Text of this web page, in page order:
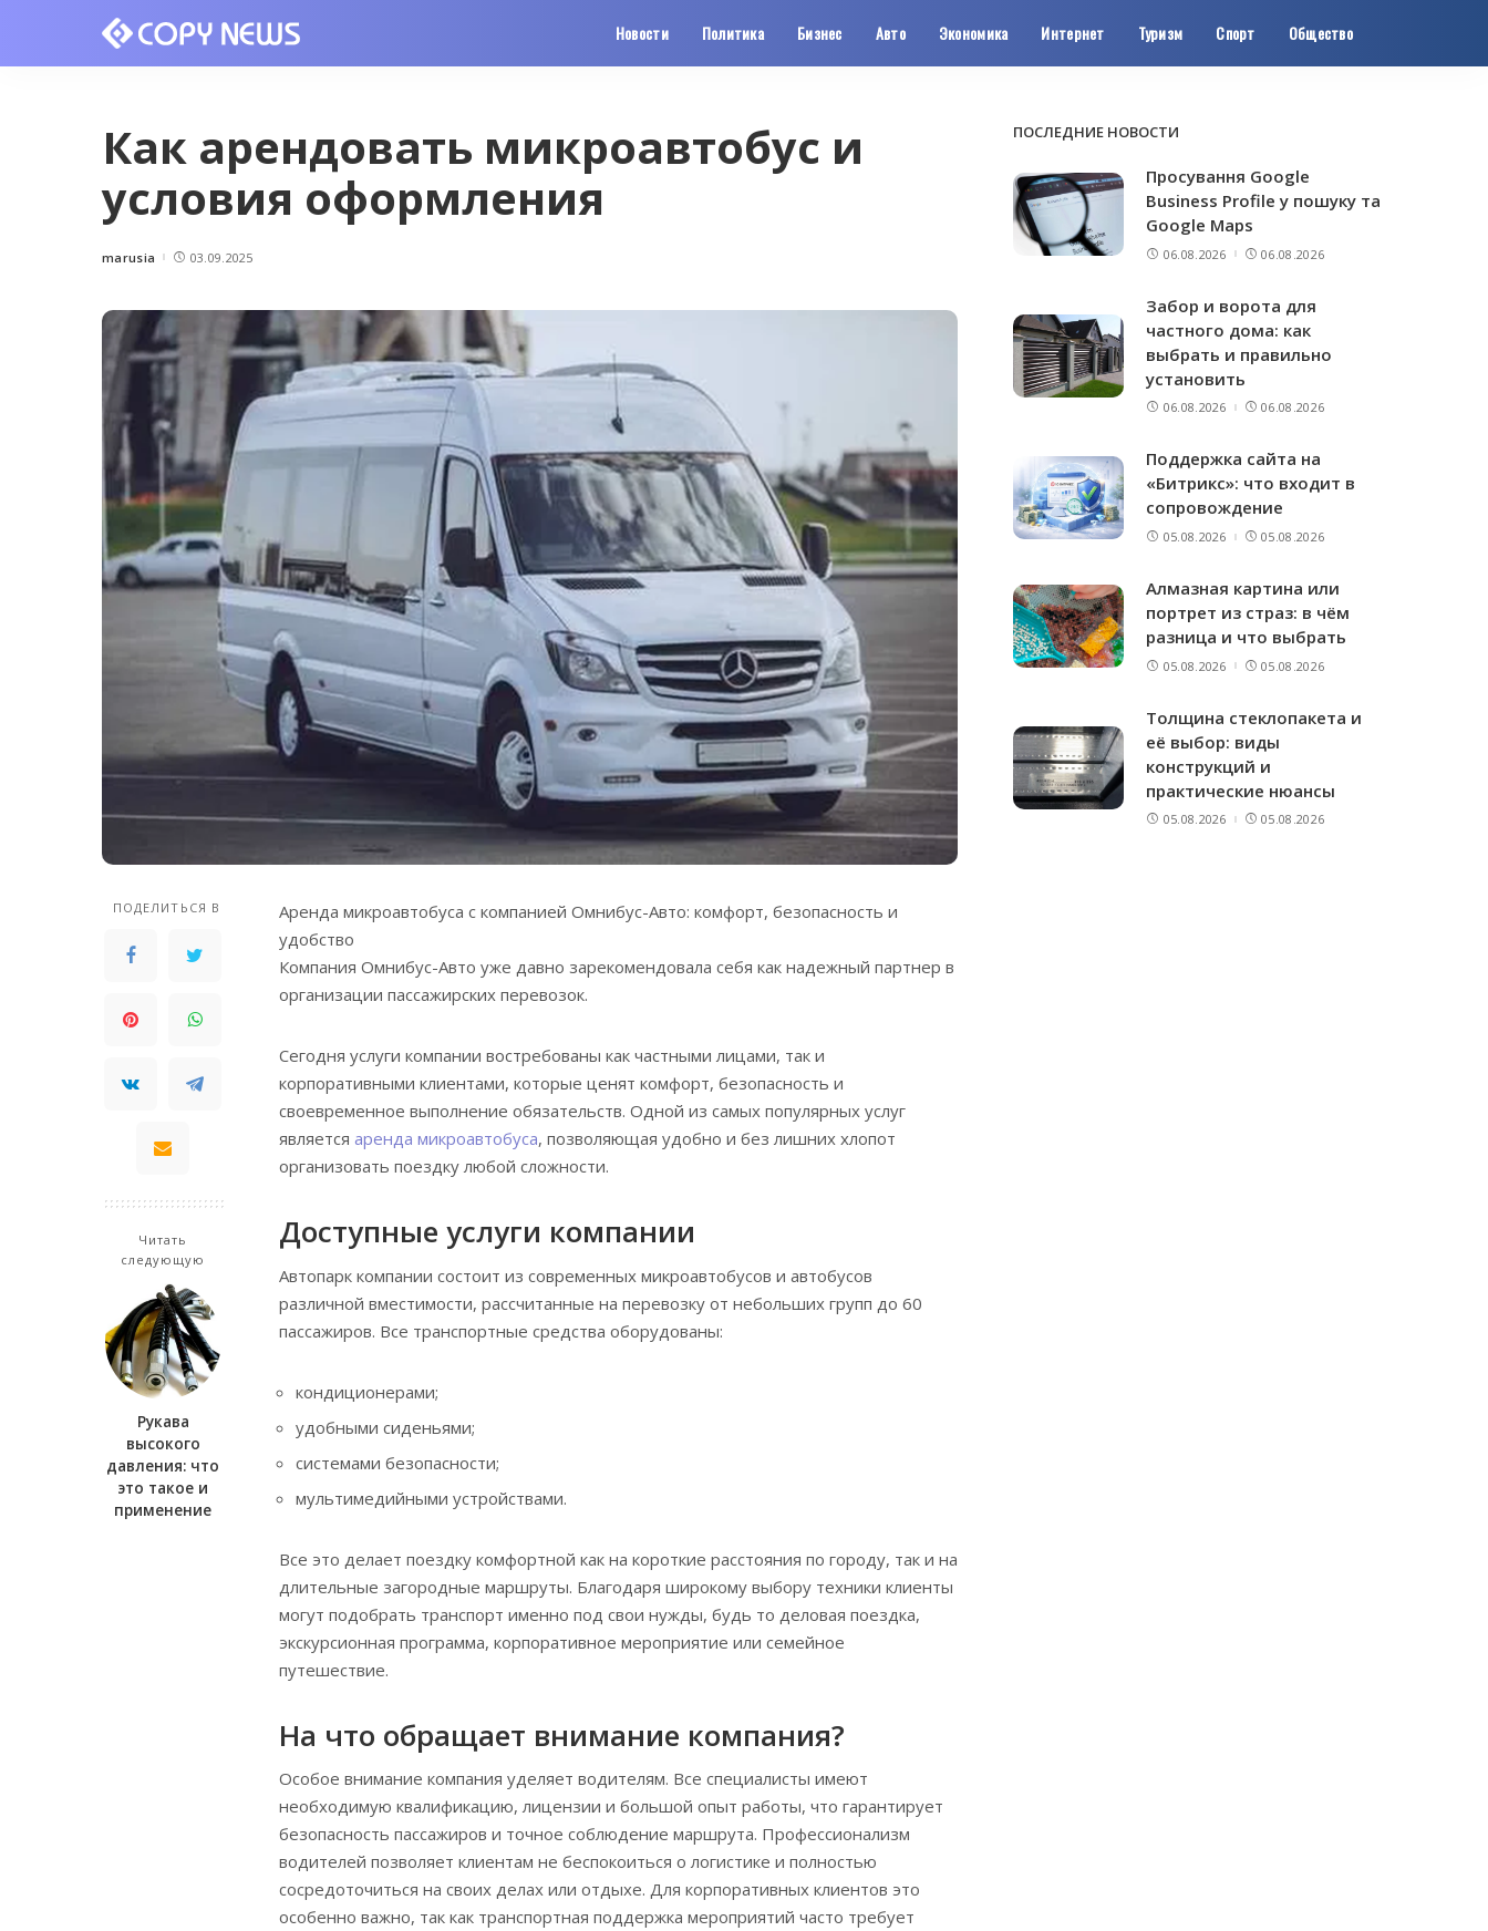
Новости Политика Бизнес Авто Экономика Интернет Туризм Спорт Общество
Как арендовать микроавтобус и
условия оформления
Posted
marusia 03.09.2025
ПОДЕЛИТЬСЯ В
Читать
следующую
Рукава
высокого
давления: что
это такое и
применение
Аренда микроавтобуса с компанией Омнибус-Авто: комфорт, безопасность и
удобство
Компания Омнибус-Авто уже давно зарекомендовала себя как надежный партнер в
организации пассажирских перевозок.
Сегодня услуги компании востребованы как частными лицами, так и
корпоративными клиентами, которые ценят комфорт, безопасность и
своевременное выполнение обязательств. Одной из самых популярных услуг
является аренда микроавтобуса, позволяющая удобно и без лишних хлопот
организовать поездку любой сложности.
Доступные услуги компании
Автопарк компании состоит из современных микроавтобусов и автобусов
различной вместимости, рассчитанные на перевозку от небольших групп до 60
пассажиров. Все транспортные средства оборудованы:
кондиционерами;
удобными сиденьями;
системами безопасности;
мультимедийными устройствами.
Все это делает поездку комфортной как на короткие расстояния по городу, так и на
длительные загородные маршруты. Благодаря широкому выбору техники клиенты
могут подобрать транспорт именно под свои нужды, будь то деловая поездка,
экскурсионная программа, корпоративное мероприятие или семейное
путешествие.
На что обращает внимание компания?
Особое внимание компания уделяет водителям. Все специалисты имеют
необходимую квалификацию, лицензии и большой опыт работы, что гарантирует
безопасность пассажиров и точное соблюдение маршрута. Профессионализм
водителей позволяет клиентам не беспокоиться о логистике и полностью
сосредоточиться на своих делах или отдыхе. Для корпоративных клиентов это
особенно важно, так как транспортная поддержка мероприятий часто требует
ПОСЛЕДНИЕ НОВОСТИ
Просування Google
Business Profile у пошуку та
Google Maps
06.08.2026 06.08.2026
Забор и ворота для
частного дома: как
выбрать и правильно
установить
06.08.2026 06.08.2026
Поддержка сайта на
«Битрикс»: что входит в
сопровождение
05.08.2026 05.08.2026
Алмазная картина или
портрет из страз: в чём
разница и что выбрать
05.08.2026 05.08.2026
Толщина стеклопакета и
её выбор: виды
конструкций и
практические нюансы
05.08.2026 05.08.2026